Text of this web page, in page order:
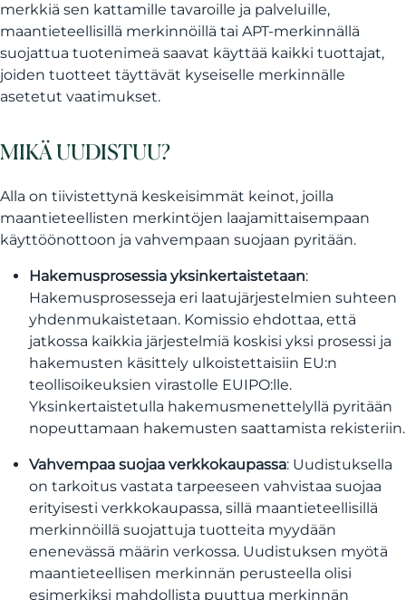
merkkiä sen kattamille tavaroille ja palveluille,
maantieteellisillä merkinnöillä tai APT-merkinnällä
suojattua tuotenimeä saavat käyttää kaikki tuottajat,
joiden tuotteet täyttävät kyseiselle merkinnälle
asetetut vaatimukset.
MIKÄ UUDISTUU?
Alla on tiivistettynä keskeisimmät keinot, joilla
maantieteellisten merkintöjen laajamittaisempaan
käyttöönottoon ja vahvempaan suojaan pyritään.
Hakemusprosessia yksinkertaistetaan:
Hakemusprosesseja eri laatujärjestelmien suhteen
yhdenmukaistetaan. Komissio ehdottaa, että
jatkossa kaikkia järjestelmiä koskisi yksi prosessi ja
hakemusten käsittely ulkoistettaisiin EU:n
teollisoikeuksien virastolle EUIPO:lle.
Yksinkertaistetulla hakemusmenettelyllä pyritään
nopeuttamaan hakemusten saattamista rekisteriin.
Vahvempaa suojaa verkkokaupassa: Uudistuksella
on tarkoitus vastata tarpeeseen vahvistaa suojaa
erityisesti verkkokaupassa, sillä maantieteellisillä
merkinnöillä suojattuja tuotteita myydään
enenevässä määrin verkossa. Uudistuksen myötä
maantieteellisen merkinnän perusteella olisi
esimerkiksi mahdollista puuttua merkinnän